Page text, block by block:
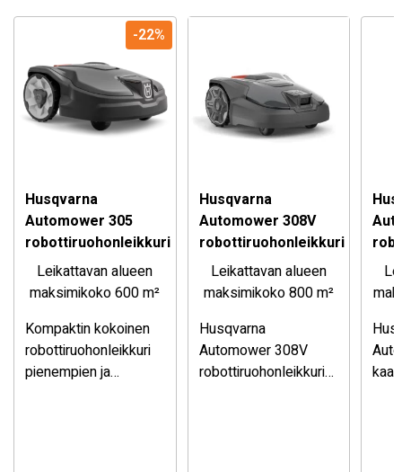
-22%
Husqvarna
Automower 305
robottiruohonleikkuri
Leikattavan alueen
maksimikoko 600 m²
Kompaktin kokoinen
robottiruohonleikkuri
pienempien ja
Husqvarna
Automower 308V
robottiruohonleikkuri
Leikattavan alueen
maksimikoko 800 m²
Husqvarna
Automower 308V
robottiruohonleikkuri